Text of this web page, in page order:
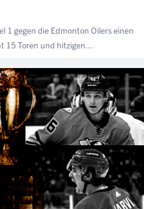
1 gegen die Edmonton Oilers einen
15 Toren und hitzigen...